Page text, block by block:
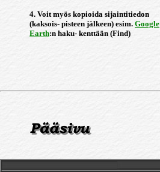
4. Voit myös kopioida sijaintitiedon
(kaksois- pisteen jälkeen) esim. Google
Earth:n haku- kenttään (Find)